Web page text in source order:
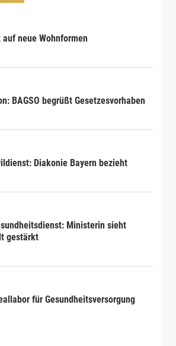
neue Wohnformen
BAGSO begrüßt Gesetzesvorhaben
Diakonie Bayern bezieht
Ministerin sieht
gestärkt
für Gesundheitsversorgung